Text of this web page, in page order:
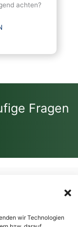
wir Technologien
achten?
Fragen